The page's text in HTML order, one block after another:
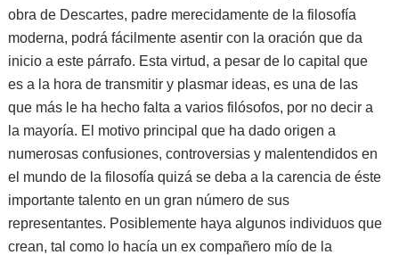
obra de Descartes, padre merecidamente de la filosofía
moderna, podrá fácilmente asentir con la oración que da
inicio a este párrafo. Esta virtud, a pesar de lo capital que
es a la hora de transmitir y plasmar ideas, es una de las
que más le ha hecho falta a varios filósofos, por no decir a
la mayoría. El motivo principal que ha dado origen a
numerosas confusiones, controversias y malentendidos en
el mundo de la filosofía quizá se deba a la carencia de éste
importante talento en un gran número de sus
representantes. Posiblemente haya algunos individuos que
crean, tal como lo hacía un ex compañero mío de la